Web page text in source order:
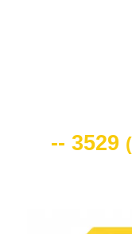
-- 3529 (